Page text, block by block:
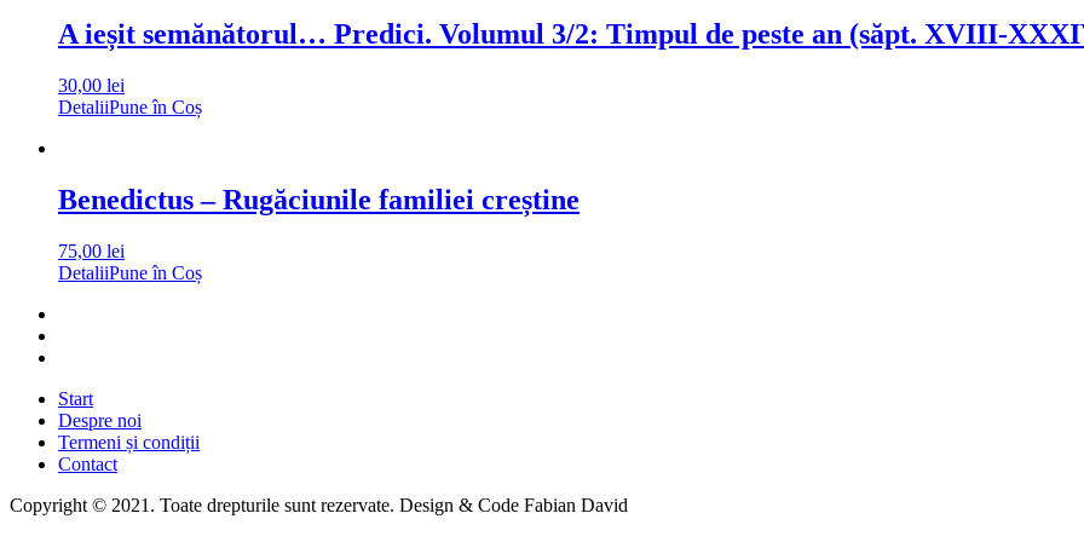
A ieșit semănătorul… Predici. Volumul 3/2: Timpul de peste an (săpt. XVIII-
30,00 lei
DetaliiPune în Coș
Benedictus – Rugăciunile familiei creștine
75,00 lei
DetaliiPune în Coș
Start
Despre noi
Termeni și condiții
Contact
Copyright © 2021. Toate drepturile sunt rezervate. Design & Code Fabian David